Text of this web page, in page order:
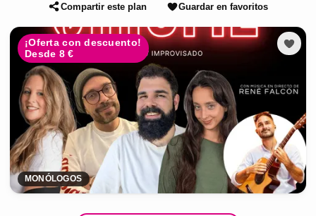
Compartir este plan Guardar en favoritos
¡Oferta con descuento!
Desde 8 €
MONÓLOGOS